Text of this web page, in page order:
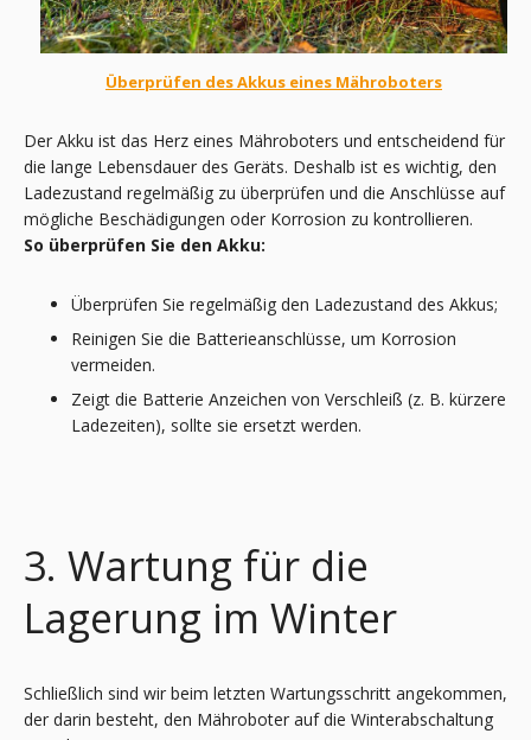
Überprüfen des Akkus eines Mähroboters
Der Akku ist das Herz eines Mähroboters und entscheidend für
die lange Lebensdauer des Geräts. Deshalb ist es wichtig, den
Ladezustand regelmäßig zu überprüfen und die Anschlüsse auf
mögliche Beschädigungen oder Korrosion zu kontrollieren.
So überprüfen Sie den Akku:
Überprüfen Sie regelmäßig den Ladezustand des Akkus;
Reinigen Sie die Batterieanschlüsse, um Korrosion
vermeiden.
Zeigt die Batterie Anzeichen von Verschleiß (z. B. kürzere
Ladezeiten), sollte sie ersetzt werden.
3. Wartung für die
Lagerung im Winter
Schließlich sind wir beim letzten Wartungsschritt angekommen,
der darin besteht, den Mähroboter auf die Winterabschaltung